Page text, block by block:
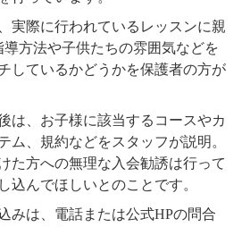
実際に行われているレッスンに親
方法や子供たちの雰囲気などを
しているかどうかを保護者の方が
は、お子様に該当するコースやカ
ム、規約などをスタッフが説明。
た方への無理な入会勧誘は行って
込んでほしいとのことです。
みは、電話または公式HPの問合